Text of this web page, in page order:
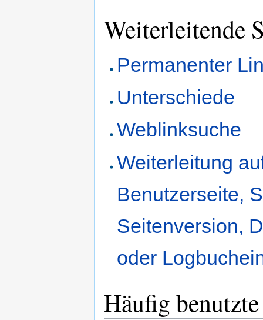
Weiterleitende
Permanenter
Unterschiede
Weblinksuche
Weiterleitung
Benutzerseite,
Seitenversion,
oder
Häufig